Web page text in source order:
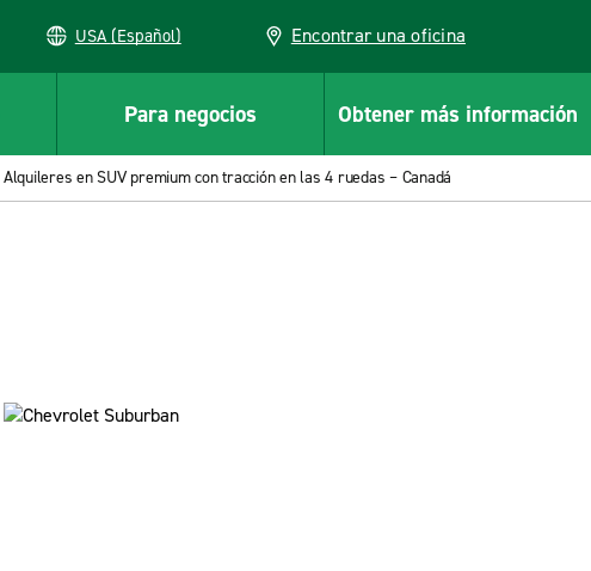
USA (Español) Encontrar una oficina
Para negocios Obtener más información
Alquileres en SUV premium con tracción en las 4 ruedas – Canadá